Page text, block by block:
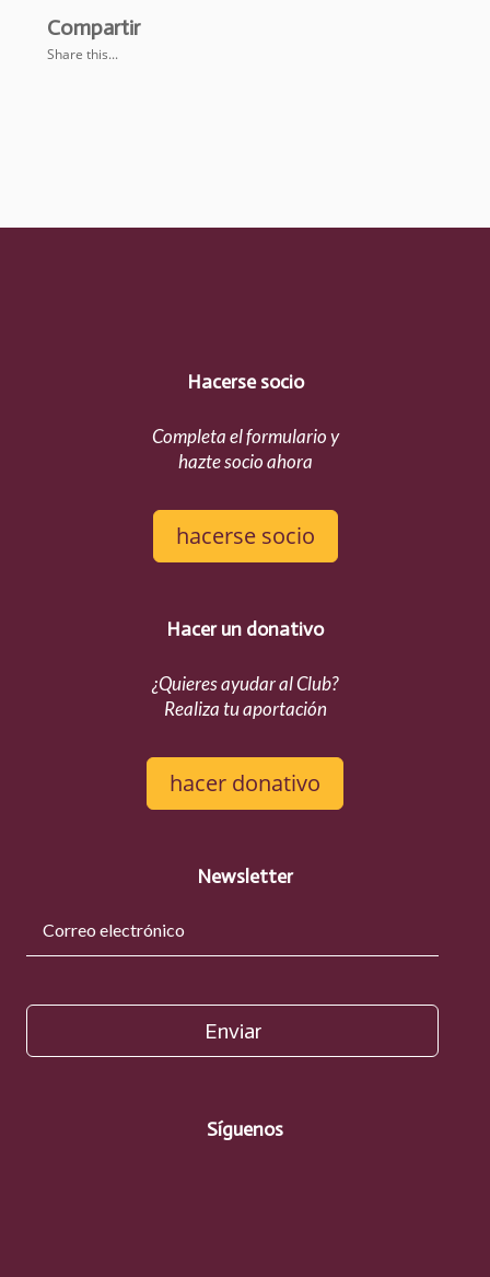
Compartir
Share this...
Hacerse socio
Completa el formulario y
hazte socio ahora
hacerse socio
Hacer un donativo
¿Quieres ayudar al Club?
Realiza tu aportación
hacer donativo
Newsletter
Enviar
Síguenos